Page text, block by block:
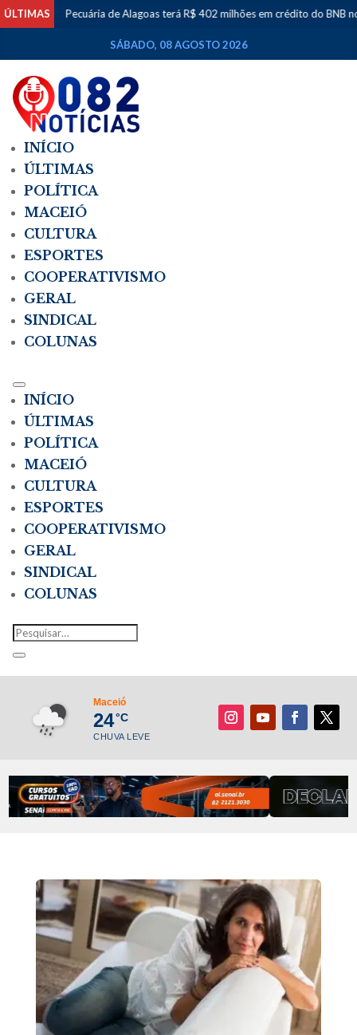
ÚLTIMAS Pecuária de Alagoas terá R$ 402 milhões em crédito do BNB no
SÁBADO, 08 AGOSTO 2026
INÍCIO
ÚLTIMAS
POLÍTICA
MACEIÓ
CULTURA
ESPORTES
COOPERATIVISMO
GERAL
SINDICAL
COLUNAS
INÍCIO
ÚLTIMAS
POLÍTICA
MACEIÓ
CULTURA
ESPORTES
COOPERATIVISMO
GERAL
SINDICAL
COLUNAS
Maceió
24°C
CHUVA LEVE